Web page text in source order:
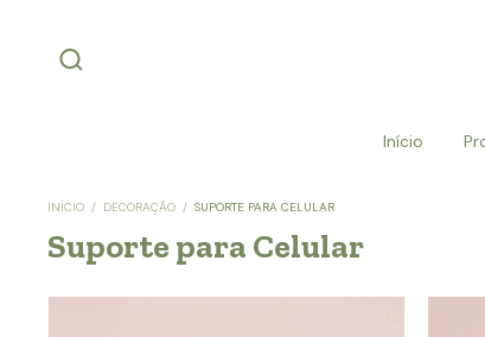
Início
INÍCIO / DECORAÇÃO / SUPORTE PARA CELULAR
Suporte para Celular